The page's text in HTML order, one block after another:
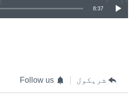
8:37
شریکول Follow us